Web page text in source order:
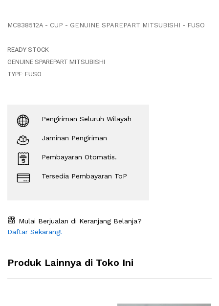
MC838512A - CUP - GENUINE SPAREPART MITSUBISHI - FUSO
READY STOCK
GENUINE SPAREPART MITSUBISHI
TYPE: FUSO
Pengiriman Seluruh Wilayah
Jaminan Pengiriman
Pembayaran Otomatis.
Tersedia Pembayaran ToP
Mulai Berjualan di Keranjang Belanja?
Daftar Sekarang!
Produk Lainnya di Toko Ini